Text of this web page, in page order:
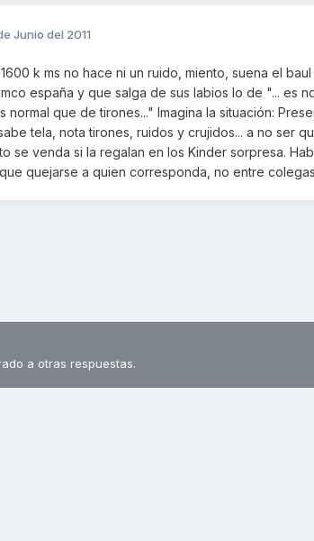
Junio del 2011
k ms no hace ni un ruido, miento, suena el
españa y que salga de sus labios lo de "... es
normal que de tirones..." Imagina la situación:
tela, nota tirones, ruidos y crujidos... a no ser
se venda si la regalan en los Kinder sorpresa.
quejarse a quien corresponda, no entre
a otras respuestas.